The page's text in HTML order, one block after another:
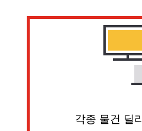
각종 물건 딜